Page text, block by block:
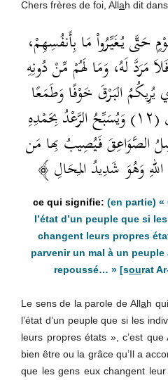
Chers frères de foi, Allah dit
حَتَّى يُغَيِّرُواْ مَا بِأَنفُسِهِمْ،
مَرَدَّ لَهُ، وَمَا لَهُمْ مِّنْ دُونِهِ
الَّذِي يُرِيكُمُ البَرْقَ خَوْفًا وَطَمَعًا
وَيُنْشِئُ السَّحَابَ الثِّقَالَ (۱۲) وَيُسَبِّحُ الرَّعْدُ بِحَمْدِهِ
الصَّوَاعِقَ فَيُصِيبُ بِها مَن
وَهُوَ شَدِيدُ المِحَالِ ﴾
(en partie) «
l’état d’un peuple que si
changent leurs propres
parvenir un mal à un
repoussé… » [sourat
Le sens de la parole de Allah
l’état d’un peuple que si les
leurs propres états », c’est que
bien être ou la grâce qu’Il a
que les gens eux changent